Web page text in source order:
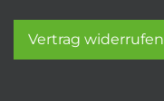
Vertrag widerrufen